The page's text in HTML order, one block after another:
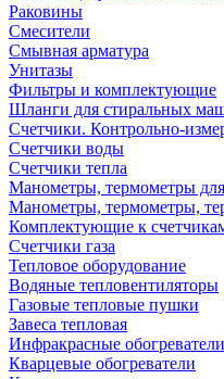
Раковины
Смесители
Смывная арматура
Унитазы
Фильтры и комплектующие
Шланги для стиральных
Счетчики. Контрольно-
Счетчики воды
Счетчики тепла
Манометры, термометры для
Манометры, термометры,
Комплектующие к
Счетчики газа
Тепловое оборудование
Водяные тепловентиляторы
Газовые тепловые пушки
Завеса тепловая
Инфракрасные обогреватели
Кварцевые обогреватели